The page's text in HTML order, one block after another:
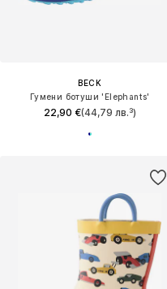
BECK
Гумени ботуши 'Elephants'
22,90 €(44,79 лв.³)